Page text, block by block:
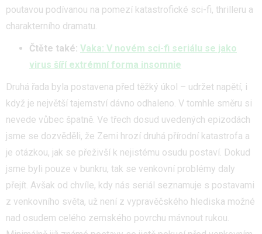
poutavou podívanou na pomezí katastrofické sci-fi, thrilleru a
charakterního dramatu.
Čtěte také: Vaka: V novém sci-fi seriálu se jako
virus šíří extrémní forma insomnie
Druhá řada byla postavena před těžký úkol – udržet napětí, i
když je největší tajemství dávno odhaleno. V tomhle směru si
nevede vůbec špatně. Ve třech dosud uvedených epizodách
jsme se dozvěděli, že Zemi hrozí druhá přírodní katastrofa a
je otázkou, jak se přeživší k nejistému osudu postaví. Dokud
jsme byli pouze v bunkru, tak se venkovní problémy daly
přejít. Avšak od chvíle, kdy nás seriál seznamuje s postavami
z venkovního světa, už není z vypravěčského hlediska možné
nad osudem celého zemského povrchu mávnout rukou.